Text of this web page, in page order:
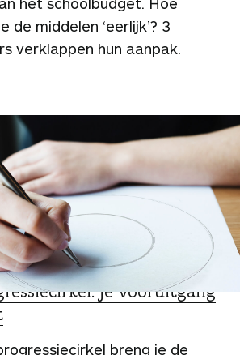
de middelen ‘eerlijk’? 3
verklappen hun aanpak.
je vooruitgang
breng je de